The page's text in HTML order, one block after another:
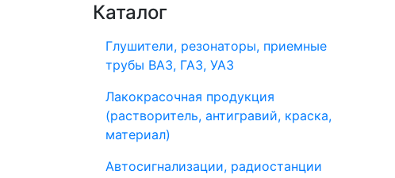
Каталог
Глушители, резонаторы, приемные
трубы ВАЗ, ГАЗ, УАЗ
Лакокрасочная продукция
(растворитель, антигравий, краска,
материал)
Автосигнализации, радиостанции